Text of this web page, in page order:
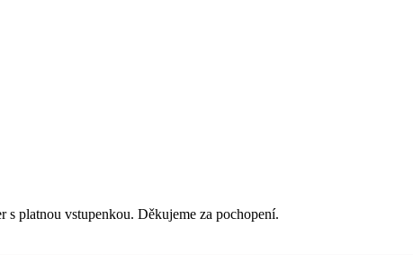
platnou vstupenkou. Děkujeme za pochopení.